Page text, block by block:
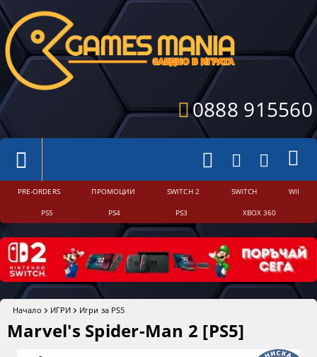
0888 915560
PRE-ORDERS ПРОМОЦИИ SWITCH 2 SWITCH WII
PS5 PS4 PS3 XBOX 360
Начало ИГРИ Игри за PS5
Marvel's Spider-Man 2 [PS5]